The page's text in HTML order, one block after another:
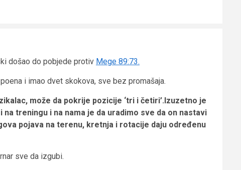
došao do pobjede protiv Mege 89:73.
i imao dvet skokova, sve bez promašaja.
može da pokrije pozicije ‘tri i četiri’.Izuzetno je
na treningu i na nama je da uradimo sve da on nastavi
pojava na terenu, kretnja i rotacije daju određenu
sve da izgubi.